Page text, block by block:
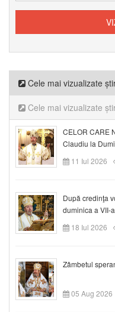
Cele mai vizualizate
Cele mai vizualizate
CELOR CARE
Claudiu la
11 Iul 2026
După credinţa
duminica a VII-
18 Iul 2026
Zâmbetul
05 Aug 2026